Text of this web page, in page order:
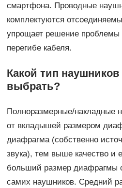
смартфона. Проводные
комплектуются
упрощает решение
перегибе кабеля.
Какой тип
выбрать?
Полноразмерные/накладные
от вкладышей размером
диафрагма (собственно
звука), тем выше качество и
больший размер диафрагмы
самих наушников. Средний